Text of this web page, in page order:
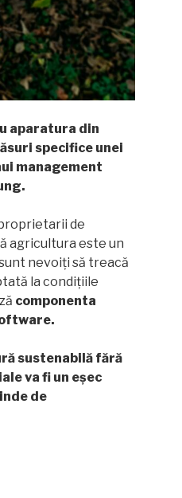
aparatura din
specifice unei
management
de
agricultura este un
nevoiți să treacă
la condițiile
componenta
sustenabilă fără
va fi un eșec
de